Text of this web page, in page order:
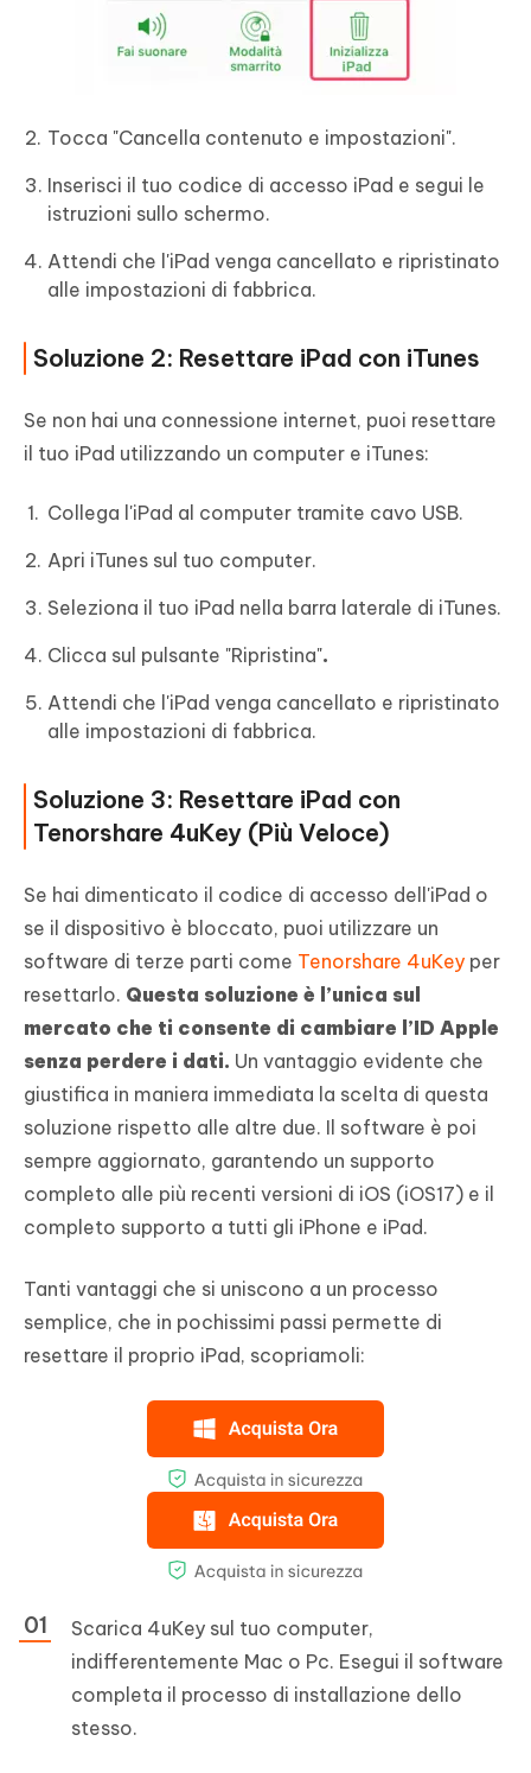
Tocca "Cancella contenuto e impostazioni".
Inserisci il tuo codice di accesso iPad e segui le
istruzioni sullo schermo.
Attendi che l'iPad venga cancellato e ripristinato
alle impostazioni di fabbrica.
Soluzione 2: Resettare iPad con iTunes
Se non hai una connessione internet, puoi resettare
il tuo iPad utilizzando un computer e iTunes:
Collega l'iPad al computer tramite cavo USB.
Apri iTunes sul tuo computer.
Seleziona il tuo iPad nella barra laterale di iTunes.
Clicca sul pulsante "Ripristina".
Attendi che l'iPad venga cancellato e ripristinato
alle impostazioni di fabbrica.
Soluzione 3: Resettare iPad con
Tenorshare 4uKey (Più Veloce)
Se hai dimenticato il codice di accesso dell'iPad o
se il dispositivo è bloccato, puoi utilizzare un
software di terze parti come Tenorshare 4uKey per
resettarlo. Questa soluzione è l’unica sul
mercato che ti consente di cambiare l’ID Apple
senza perdere i dati. Un vantaggio evidente che
giustifica in maniera immediata la scelta di questa
soluzione rispetto alle altre due. Il software è poi
sempre aggiornato, garantendo un supporto
completo alle più recenti versioni di iOS (iOS17) e il
completo supporto a tutti gli iPhone e iPad.
Tanti vantaggi che si uniscono a un processo
semplice, che in pochissimi passi permette di
resettare il proprio iPad, scopriamoli:
Scarica 4uKey sul tuo computer,
indifferentemente Mac o Pc. Esegui il software
completa il processo di installazione dello
stesso.